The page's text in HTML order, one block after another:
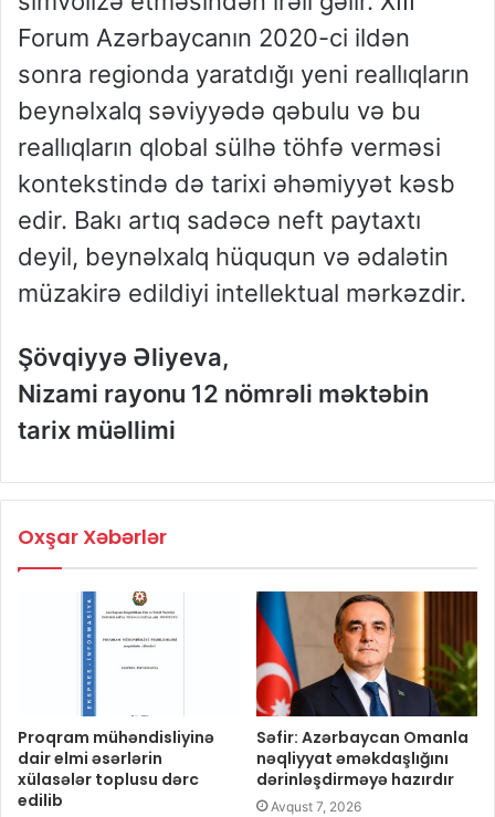
Forum Azərbaycanın 2020-ci ildən
sonra regionda yaratdığı yeni reallıqların
beynəlxalq səviyyədə qəbulu və bu
reallıqların qlobal sülhə töhfə verməsi
kontekstində də tarixi əhəmiyyət kəsb
edir. Bakı artıq sadəcə neft paytaxtı
deyil, beynəlxalq hüququn və ədalətin
müzakirə edildiyi intellektual mərkəzdir.
Şövqiyyə Əliyeva,
Nizami rayonu 12 nömrəli məktəbin
tarix müəllimi
Oxşar Xəbərlər
Proqram mühəndisliyinə
dair elmi əsərlərin
xülasələr toplusu dərc
edilib
Səfir: Azərbaycan Omanla
nəqliyyat əməkdaşlığını
dərinləşdirməyə hazırdır
Avqust 7, 2026